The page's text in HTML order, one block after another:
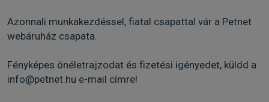
Azonnali munkakezdéssel, fiatal csapattal vár a Petnet
webáruház csapata.
Fényképes önéletrajzodat és fizetési igényedet, küldd a
info@petnet.hu e-mail címre!